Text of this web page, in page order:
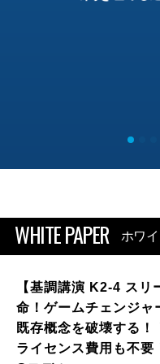
WHITE PAPER ホワ
【基調講演 K2-4 スリ
命！ゲームチェンジャ
既存概念を破壊する
ライセンス費用も不